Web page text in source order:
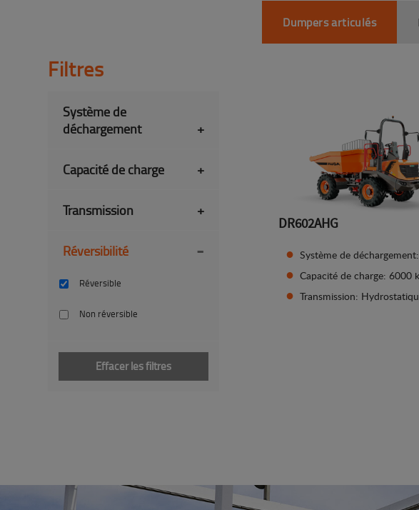
Filtres
Système de
déchargement
+
Capacité de charge +
Transmission +
Réversibilité -
Réversible
Non réversible
Effacer les filtres
Dumpers articulés
DR602AHG
Système de
Capacité de charge: 6000
Transmission: